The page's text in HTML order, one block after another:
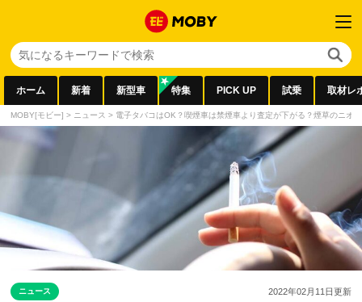
ホーム 新着 新型車 特集 PICK UP 試乗 取材レ
MOBY[モビー] > ニュース > 電子タバコはOK？喫煙車は禁煙車より査定が下がる？煙草のニオ
ニュース 2022年02月11日更新